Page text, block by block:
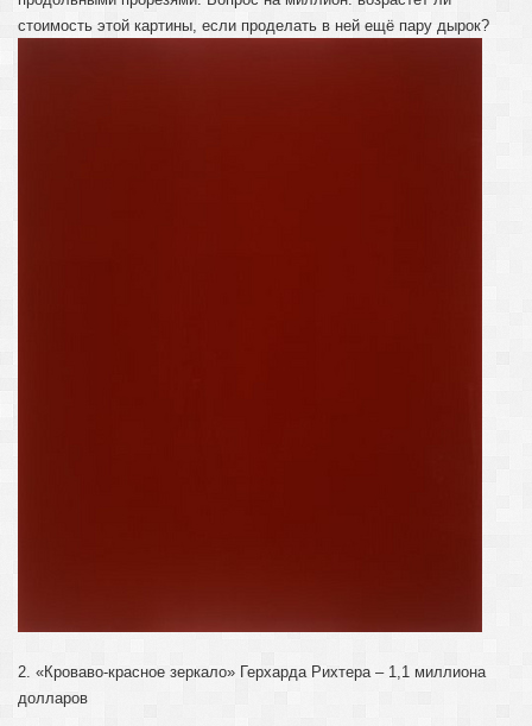
стоимость этой картины, если проделать в ней ещё пару дырок?
2. «Кроваво-красное зеркало» Герхарда Рихтера – 1,1 миллиона
долларов